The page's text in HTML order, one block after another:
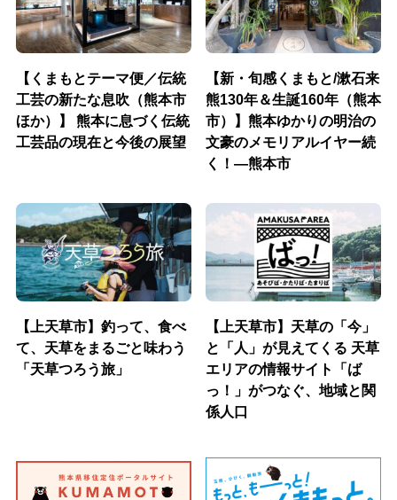
【くまもとテーマ便／伝統
工芸の新たな息吹（熊本市
ほか）】 熊本に息づく伝統
工芸品の現在と今後の展望
【新・旬感くまもと/漱石来
熊130年＆生誕160年（熊本
市）】熊本ゆかりの明治の
文豪のメモリアルイヤー続
く！―熊本市
【上天草市】釣って、食べ
て、天草をまるごと味わう
「天草つろう旅」
【上天草市】天草の「今」
と「人」が見えてくる 天草
エリアの情報サイト「ば
っ！」がつなぐ、地域と関
係人口